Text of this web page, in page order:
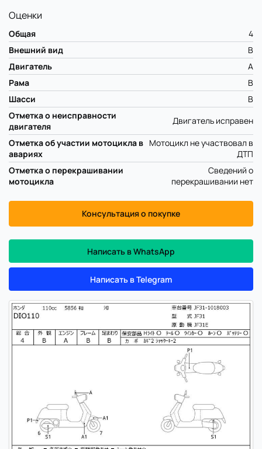
Оценки
Общая
4
Внешний вид
B
Двигатель
A
Рама
B
Шасси
B
Отметка о неисправности
двигателя
Двигатель исправен
Отметка об участии мотоцикла в
авариях
Мотоцикл не участвовал в
ДТП
Отметка о перекрашивании
мотоцикла
Сведений о
перекрашивании нет
Консультация о покупке
Написать в WhatsApp
Написать в Telegram